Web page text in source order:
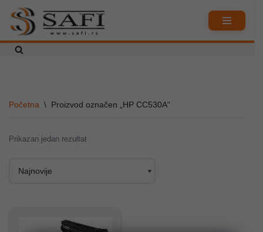
Skoči
na
Početna \ Proizvod označen „HP CC530A“
Prikazan jedan rezultat